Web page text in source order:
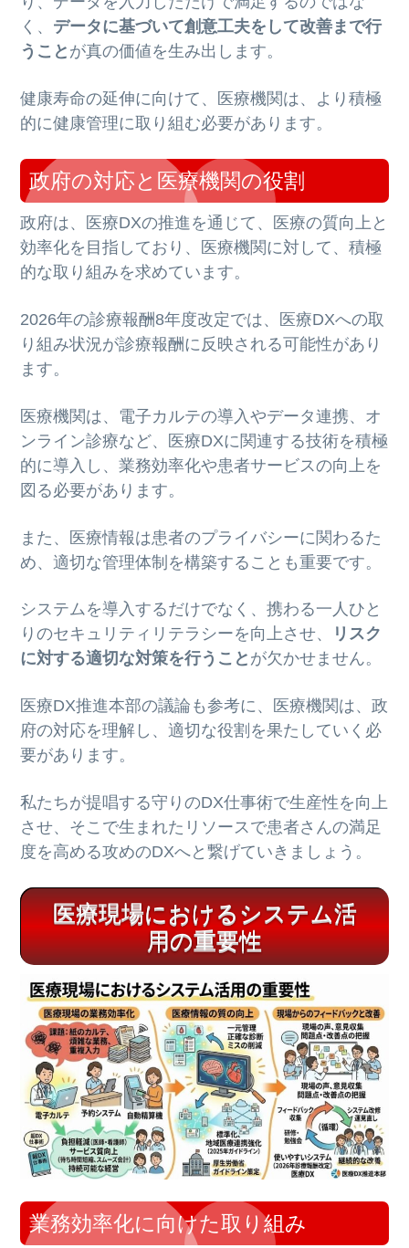
く、 データに基づいて創意工夫をして改善まで行
うこと が真の価値を生み出します。
健康寿命の延伸に向けて、医療機関は、より積極
的に健康管理に取り組む必要があります。
政府の対応と医療機関の役割
政府は、医療DXの推進を通じて、医療の質向上と
効率化を目指しており、医療機関に対して、積極
的な取り組みを求めています。
2026年の診療報酬8年度改定では、医療DXへの取
り組み状況が診療報酬に反映される可能性があり
ます。
医療機関は、電子カルテの導入やデータ連携、オ
ンライン診療など、医療DXに関連する技術を積極
的に導入し、業務効率化や患者サービスの向上を
図る必要があります。
また、医療情報は患者のプライバシーに関わるた
め、適切な管理体制を構築することも重要です。
システムを導入するだけでなく、携わる一人ひと
りのセキュリティリテラシーを向上させ、
リスク
に対する適切な対策を行うこと が欠かせません。
医療DX推進本部の議論も参考に、医療機関は、政
府の対応を理解し、適切な役割を果たしていく必
要があります。
私たちが提唱する守りのDX仕事術で生産性を向上
させ、そこで生まれたリソースで患者さんの満足
度を高める攻めのDXへと繋げていきましょう。
医療現場におけるシステム活
用の重要性
業務効率化に向けた取り組み